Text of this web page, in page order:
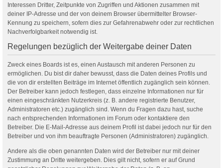
Interessen Dritter, Zeitpunkte von Zugriffen und Aktionen zusammen mit
deiner IP-Adresse und der von deinem Browser übermittelter Browser-
Kennung zu speichern, sofern dies zur Gefahrenabwehr oder zur rechtlichen
Nachverfolgbarkeit notwendig ist.
Regelungen bezüglich der Weitergabe deiner Daten
Zweck eines Boards ist es, einen Austausch mit anderen Personen zu
ermöglichen. Du bist dir daher bewusst, dass die Daten deines Profils und
die von dir erstellten Beiträge im Internet öffentlich zugänglich sein können.
Der Betreiber kann jedoch festlegen, dass einzelne Informationen nur für
einen eingeschränkten Nutzerkreis (z. B. andere registrierte Benutzer,
Administratoren etc.) zugänglich sind. Wenn du Fragen dazu hast, suche
nach entsprechenden Informationen im Forum oder kontaktiere den
Betreiber. Die E-Mail-Adresse aus deinem Profil ist dabei jedoch nur für den
Betreiber und von ihm beauftragte Personen (Administratoren) zugänglich.
Andere als die oben genannten Daten wird der Betreiber nur mit deiner
Zustimmung an Dritte weitergeben. Dies gilt nicht, sofern er auf Grund